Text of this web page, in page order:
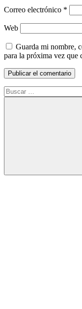
Correo electrónico *
Web
Guarda mi nombre,
para la próxima vez que
Buscar: